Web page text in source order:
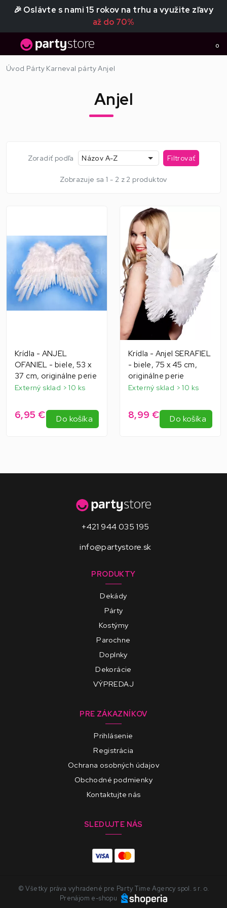
🎉 Oslávte s nami 15 rokov na trhu a využite zľavy
až do 70%
0
Úvod Párty Karneval pártyAnjel
Anjel
Zoradiť podľa Názov A-Z Filtrovať
Zobrazuje sa 1 - 2 z 2 produktov
Krídla - ANJEL
OFANIEL - biele, 53 x
37 cm, originálne perie
Externý sklad > 10 ks
6,95 € Do košíka
Krídla - Anjel SERAFIEL
- biele, 75 x 45 cm,
originálne perie
Externý sklad > 10 ks
8,99 € Do košíka
+421 944 035 195
info@partystore.sk
PRODUKTY
Dekády
Párty
Kostýmy
Parochne
Doplnky
Dekorácie
VÝPREDAJ
PRE ZÁKAZNÍKOV
Prihlásenie
Registrácia
Ochrana osobných údajov
Obchodné podmienky
Kontaktujte nás
SLEDUJTE NÁS
© Všetky práva vyhradené pre Party Time Agency spol. s r. o.
Prenájom e-shopu